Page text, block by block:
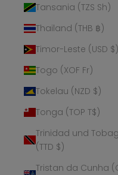
Tansania (TZS Sh)
Thailand (THB ฿)
Timor-Leste (USD $)
Togo (XOF Fr)
Tokelau (NZD $)
Tonga (TOP T$)
Trinidad und
(TTD $)
Tristan da Cunha